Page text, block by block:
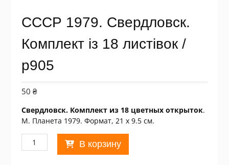
СССР 1979. Свердловск.
Комплект із 18 листівок /
р905
50 ₴
Свердловск. Комплект из 18 цветных открыток.
М. Планета 1979. Формат, 21 х 9.5 см.
Количество
товара
В корзину